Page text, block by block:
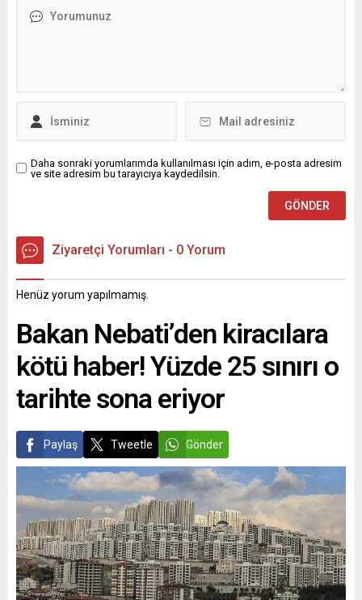
Daha sonraki yorumlarımda kullanılması için adım, e-posta adresim
ve site adresim bu tarayıcıya kaydedilsin.
Ziyaretçi Yorumları - 0 Yorum
Henüz yorum yapılmamış.
Bakan Nebati’den kiracılara
kötü haber! Yüzde 25 sınırı o
tarihte sona eriyor
Paylaş Tweetle Gönder